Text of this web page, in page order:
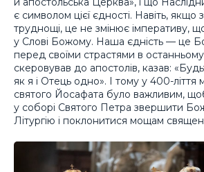
є символом цієї єдності. Навіть, якщо
труднощі, це не змінює імперативу,
у Слові Божому. Наша єдність — це
перед своїми страстями в останньому
скеровував до апостолів, казав:
як я і Отець одно». І тому у 400-ліття
святого Йосафата було важливим,
у соборі Святого Петра звершити
Літургію і поклонитися мощам